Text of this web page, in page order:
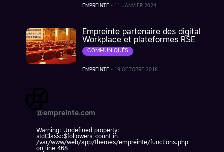
EMPREINTE - 11 JANVIER 2024
Empreinte partenaire des digital
Workplace et plateformes RSE
COMMUNIQUÉS
EMPREINTE - 19 OCTOBRE 2018
@empreinte.com
Warning: Undefined property:
stdClass::$followers_count in
/var/www/web/app/themes/empreinte/functions.php
on line468